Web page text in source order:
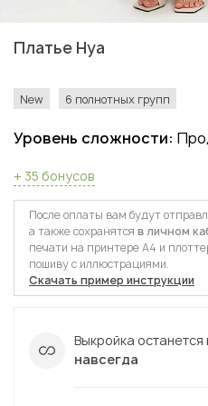
Платье Нуа
New 6 полнотных групп
Уровень сложности:
+ 35 бонусов
После оплаты вам будут
а также сохранятся в личном
печати на принтере А4 и
пошиву с иллюстрациями.
Скачать пример инструкции
Выкройка
навсегда